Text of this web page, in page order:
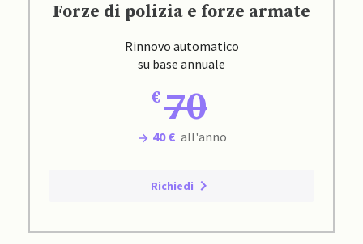
Forze di polizia e forze armate
Rinnovo automatico
su base annuale
70
40 € all'anno
Richiedi